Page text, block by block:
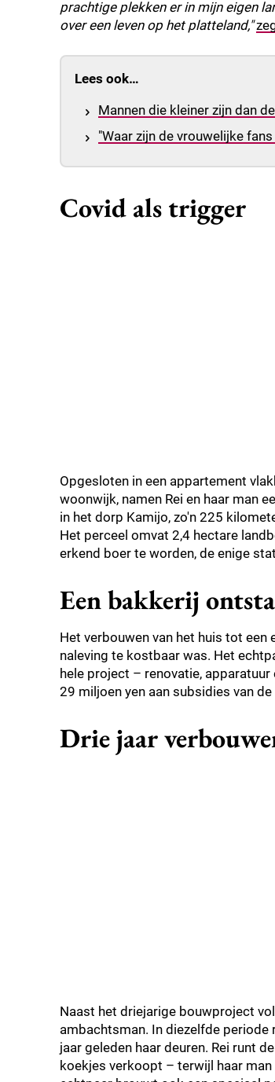
prachtige plekken er in mijn eigen
over een leven op het platteland,"
Lees ook…
Mannen die kleiner zijn dan
"Waar zijn de vrouwelijke
Covid als trigger
Opgesloten in een appartement
woonwijk, namen Rei en haar man
in het dorp Kamijo, zo'n 225
Het perceel omvat 2,4 hectare
erkend boer te worden, de enige
Een bakkerij
Het verbouwen van het huis tot
naleving te kostbaar was. Het
hele project – renovatie,
29 miljoen yen aan subsidies van
Drie jaar
Naast het driejarige bouwproject
ambachtsman. In diezelfde periode
jaar geleden haar deuren. Rei runt
koekjes verkoopt – terwijl haar